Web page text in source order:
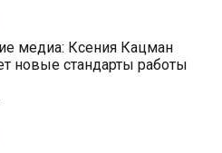
медиа: Ксения Кацман
новые стандарты работы